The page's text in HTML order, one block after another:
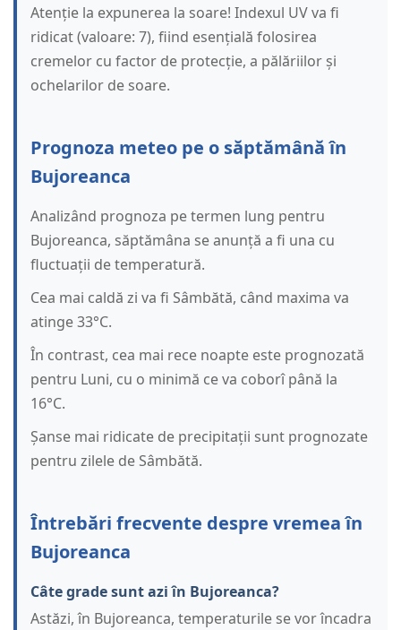
Atenție la expunerea la soare! Indexul UV va fi
ridicat (valoare: 7), fiind esențială folosirea
cremelor cu factor de protecție, a pălăriilor și
ochelarilor de soare.
Prognoza meteo pe o săptămână în
Bujoreanca
Analizând prognoza pe termen lung pentru
Bujoreanca, săptămâna se anunță a fi una cu
fluctuații de temperatură.
Cea mai caldă zi va fi Sâmbătă, când maxima va
atinge 33°C.
În contrast, cea mai rece noapte este prognozată
pentru Luni, cu o minimă ce va coborî până la
16°C.
Șanse mai ridicate de precipitații sunt prognozate
pentru zilele de Sâmbătă.
Întrebări frecvente despre vremea în
Bujoreanca
Câte grade sunt azi în Bujoreanca?
Astăzi, în Bujoreanca, temperaturile se vor încadra